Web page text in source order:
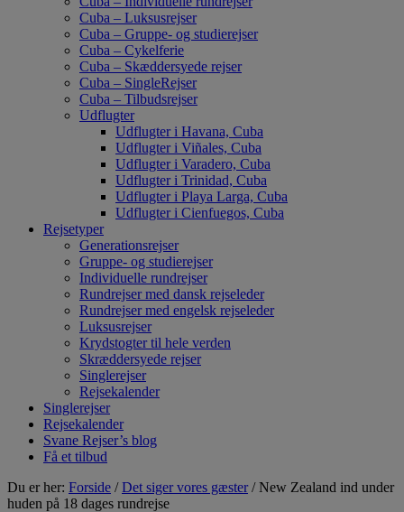
Cuba – Luksusrejser
Cuba – Gruppe- og studierejser
Cuba – Cykelferie
Cuba – Skæddersyede rejser
Cuba – SingleRejser
Cuba – Tilbudsrejser
Udflugter
Udflugter i Havana, Cuba
Udflugter i Viñales, Cuba
Udflugter i Varadero, Cuba
Udflugter i Trinidad, Cuba
Udflugter i Playa Larga, Cuba
Udflugter i Cienfuegos, Cuba
Rejsetyper
Generationsrejser
Gruppe- og studierejser
Individuelle rundrejser
Rundrejser med dansk rejseleder
Rundrejser med engelsk rejseleder
Luksusrejser
Krydstogter til hele verden
Skræddersyede rejser
Singlerejser
Rejsekalender
Singlerejser
Rejsekalender
Svane Rejser’s blog
Få et tilbud
Du er her: Forside /Det siger vores gæster/ New Zealand ind under
huden på 18 dages rundrejse